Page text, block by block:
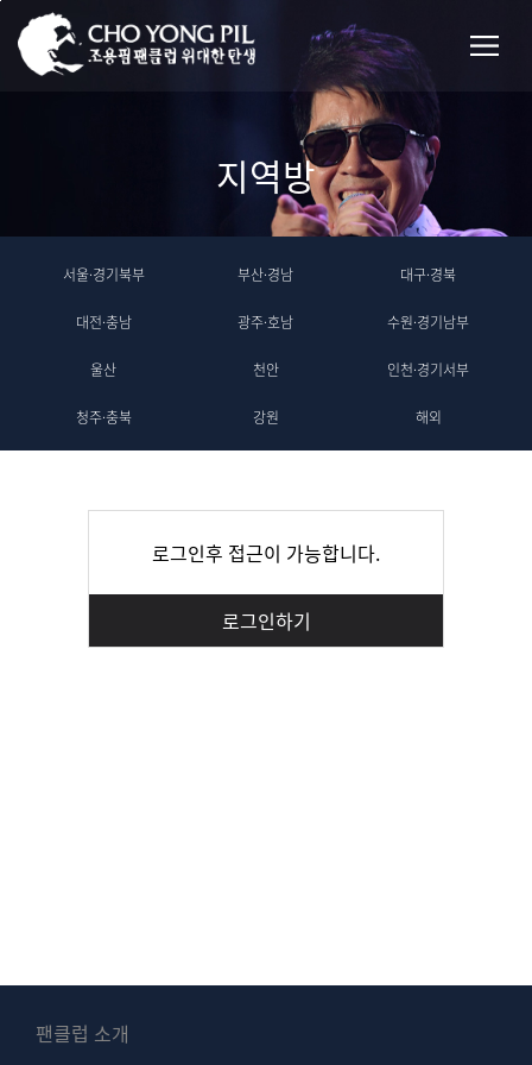
지역방
서울·경기북부 부산·경남 대구·경북
대전·충남 광주·호남 수원·경기남부
울산 천안 인천·경기서부
청주·충북 강원 해외
로그인후 접근이 가능합니다.
로그인하기
팬클럽 소개